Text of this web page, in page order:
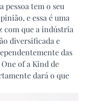
pessoa tem o seu
e essa é uma
com que a indústria
diversificada e
das
of a Kind de
dará o que